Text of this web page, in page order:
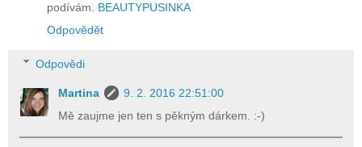
podívám. BEAUTYPUSINKA
Odpovědět
Odpovědi
Martina
9. 2. 2016 22:51:00
Mě zaujme jen ten s pěkným dárkem. :-)